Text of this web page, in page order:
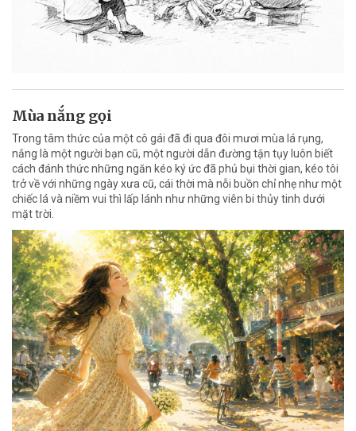
Mùa nắng gọi
Trong tâm thức của một cô gái đã đi qua đôi mươi mùa lá rụng,
nắng là một người bạn cũ, một người dẫn đường tận tụy luôn biết
cách đánh thức những ngăn kéo ký ức đã phủ bụi thời gian, kéo tôi
trở về với những ngày xưa cũ, cái thời mà nỗi buồn chỉ nhẹ như một
chiếc lá và niềm vui thì lấp lánh như những viên bi thủy tinh dưới
mặt trời.